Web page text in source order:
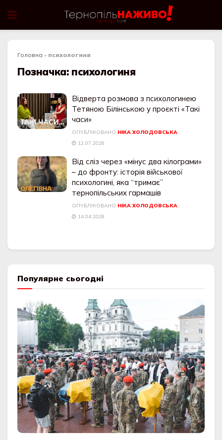
Головна » психологиня
Позначка: психологиня
Відверта розмова з психологинею
Тетяною Білінською у проєкті «Такі
часи»
ОПУБЛІКОВАНО НІКА ХОЛОДОВСЬКА
12.07.2026
Від сліз через «мінус два кілограми»
– до фронту: історія військової
психологині, яка “тримає”
тернопільських гармашів
ОПУБЛІКОВАНО НІКА ХОЛОДОВСЬКА
14.04.2026
Популярне сьогодні